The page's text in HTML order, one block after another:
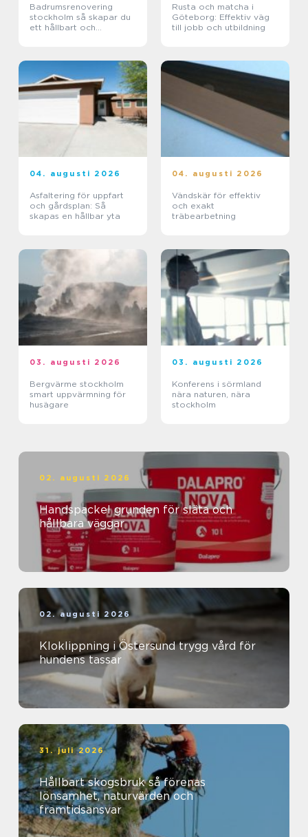
Badrumsrenovering
stockholm så skapar du
ett hållbart och
Rusta och matcha i
Göteborg: Effektiv väg
till jobb och utbildning
04. augusti 2026
Asfaltering för uppfart
och gårdsplan: Så
skapas en hållbar yta
04. augusti 2026
Vändskär för effektiv
och exakt
träbearbetning
03. augusti 2026
Bergvärme stockholm
smart uppvärmning för
husägare
03. augusti 2026
Konferens i sörmland
nära naturen, nära
stockholm
02. augusti 2026
Handspackel grunden för släta och
hållbara väggar
02. augusti 2026
Kloklippning i Östersund trygg vård för
hundens tassar
31. juli 2026
Hållbart skogsbruk så förenas
lönsamhet, naturvärden och
framtidsansvar